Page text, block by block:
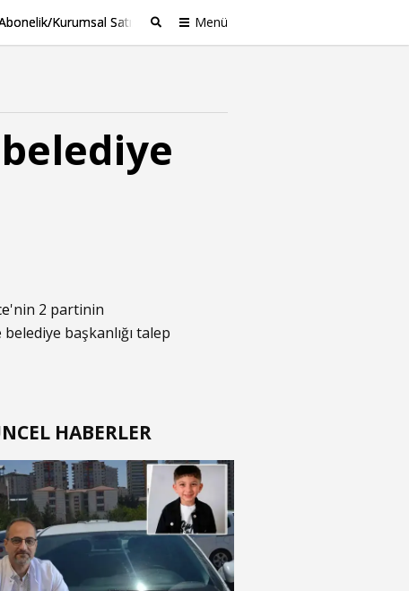
Kurumsal Satış Menü
'nin 2 partinin
başkanlığı talep
HABERLER